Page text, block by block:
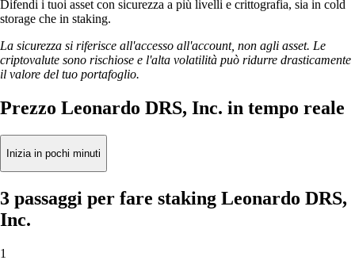
Difendi i tuoi asset con sicurezza a più livelli e crittografia, sia in cold
storage che in staking.
La sicurezza si riferisce all'accesso all'account, non agli asset. Le
criptovalute sono rischiose e l'alta volatilità può ridurre drasticamente
il valore del tuo portafoglio.
Prezzo Leonardo DRS, Inc. in tempo reale
Inizia in pochi minuti
3 passaggi per fare staking Leonardo DRS,
Inc.
1